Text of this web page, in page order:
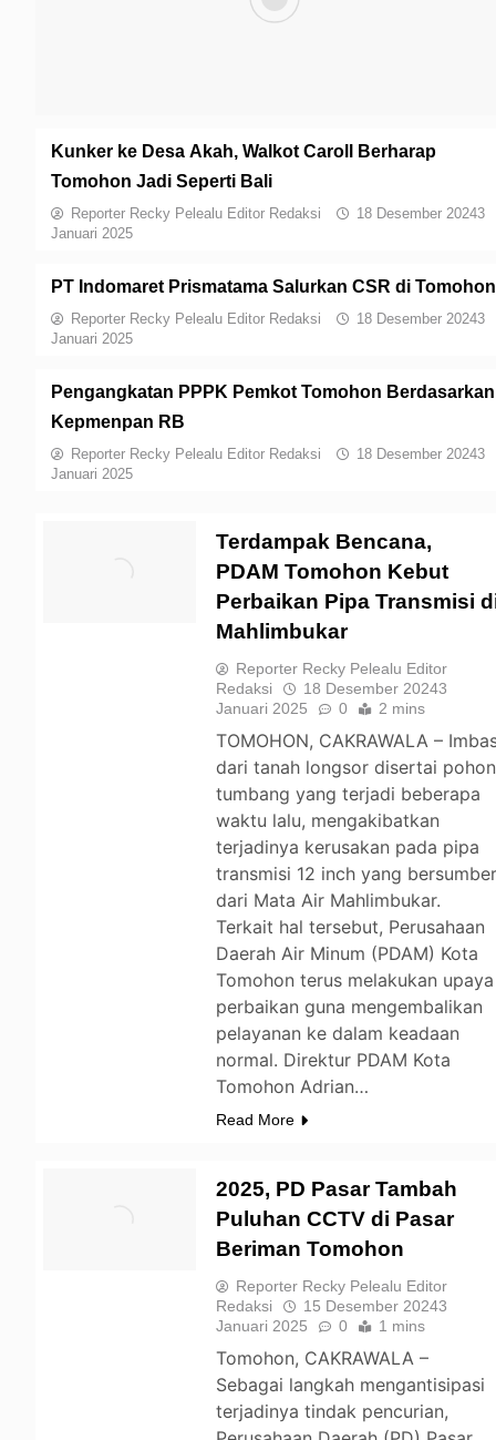
Kunker ke Desa Akah, Walkot Caroll Berharap
Tomohon Jadi Seperti Bali
Reporter Recky Pelealu Editor Redaksi 18 Desember 20243
Januari 2025
PT Indomaret Prismatama Salurkan CSR di Tomohon
Reporter Recky Pelealu Editor Redaksi 18 Desember 20243
Januari 2025
Pengangkatan PPPK Pemkot Tomohon Berdasarkan
Kepmenpan RB
Reporter Recky Pelealu Editor Redaksi 18 Desember 20243
Januari 2025
Terdampak Bencana,
PDAM Tomohon Kebut
Perbaikan Pipa Transmisi
Mahlimbukar
Reporter Recky Pelealu Editor
Redaksi
18 Desember 20243
Januari 2025
0 2 mins
TOMOHON, CAKRAWALA –
dari tanah longsor disertai pohon
tumbang yang terjadi beberapa
waktu lalu, mengakibatkan
terjadinya kerusakan pada pipa
transmisi 12 inch yang
dari Mata Air Mahlimbukar.
Terkait hal tersebut, Perusahaan
Daerah Air Minum (PDAM) Kota
Tomohon terus melakukan upaya
perbaikan guna mengembalikan
pelayanan ke dalam keadaan
normal. Direktur PDAM Kota
Tomohon Adrian…
Read More
2025, PD Pasar Tambah
Puluhan CCTV di Pasar
Beriman Tomohon
Reporter Recky Pelealu Editor
Redaksi
15 Desember 20243
Januari 2025
0 1 mins
Tomohon, CAKRAWALA –
Sebagai langkah mengantisipasi
terjadinya tindak pencurian,